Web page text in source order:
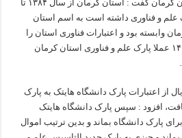
رئیس پارک علم و فناوری استان کرمان گفت : استان کرمان از سال ۱۳۸۴ تا
یک پارک علم و فناوری داشته است به اسم استان
وابسته بود و اعتبارات فناوری استان را
دریافت می کرد؛ اما از سال ۱۴۰۲ عملا پارک علم و فناوری استان کرمان
از اعتبارات پارک دانشگاه هایتک به پارک
افزود : سپس پارک دانشگاه هایتک
پارک دانشگاه بماند و بدین ترتیب اموال